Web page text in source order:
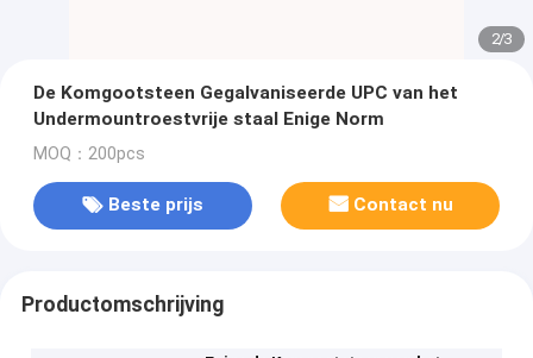
2/3
De Komgootsteen Gegalvaniseerde UPC van het
Undermountroestvrije staal Enige Norm
MOQ：200pcs
Beste prijs Contact nu
Productomschrijving